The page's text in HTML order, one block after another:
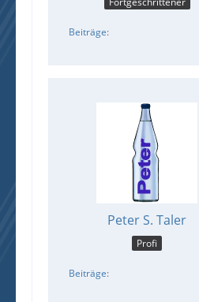
Beiträge
Peter S. Taler
Profi
Beiträge